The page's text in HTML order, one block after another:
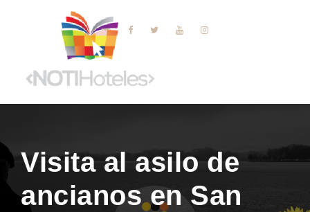
Visita al asilo de
ancianos en San